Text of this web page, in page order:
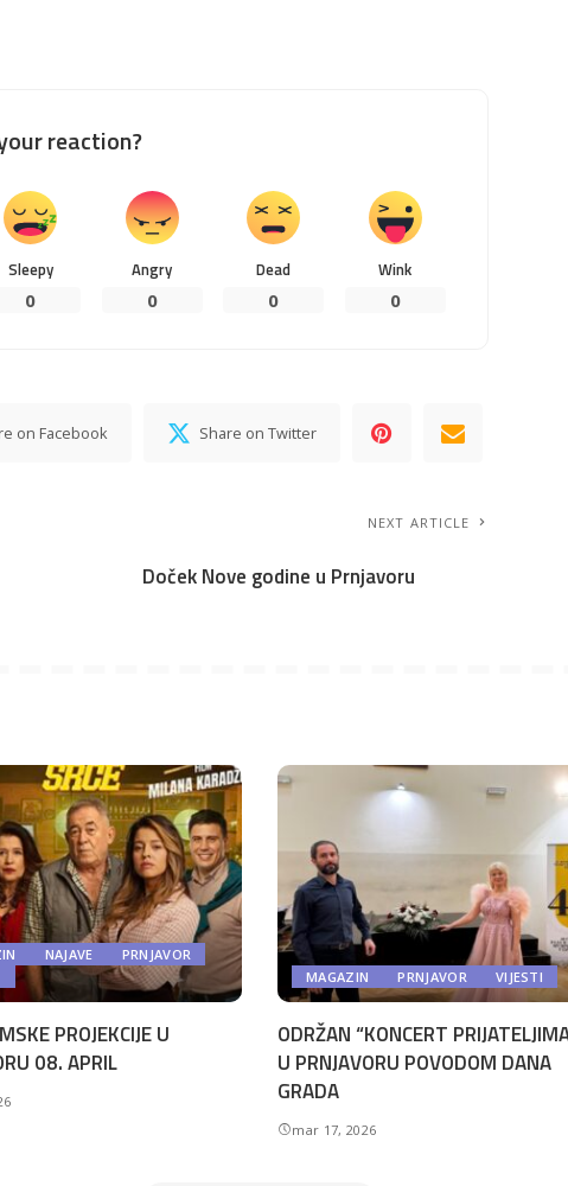
reaction?
Sleepy
0
Angry
0
Dead
0
Wink
0
on Facebook Share on Twitter
NEXT ARTICLE
Doček Nove godine u Prnjavoru
NAJAVE
PRNJAVOR
PROJEKCIJE U
08. APRIL
MAGAZIN PRNJAVOR VIJESTI
ODRŽAN “KONCERT
U PRNJAVORU POVODOM DANA
GRADA
mar 17, 2026